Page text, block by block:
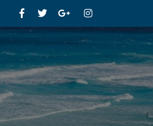
FacebookTwitterGoogle+Instagram